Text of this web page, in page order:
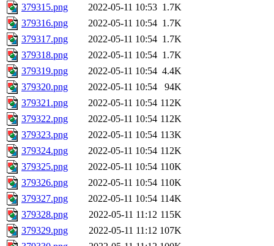
379315.png
2022-05-11 10:53 1.7K
379316.png
2022-05-11 10:54 1.7K
379317.png
2022-05-11 10:54 1.7K
379318.png
2022-05-11 10:54 1.7K
379319.png
2022-05-11 10:54 4.4K
379320.png
2022-05-11 10:54
94K
379321.png
2022-05-11 10:54 112K
379322.png
2022-05-11 10:54 112K
379323.png
2022-05-11 10:54 113K
379324.png
2022-05-11 10:54 112K
379325.png
2022-05-11 10:54 110K
379326.png
2022-05-11 10:54 110K
379327.png
2022-05-11 10:54 114K
379328.png
2022-05-11 11:12 115K
379329.png
2022-05-11 11:12 107K